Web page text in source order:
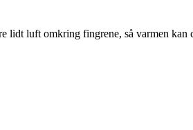
luft omkring fingrene, så varmen